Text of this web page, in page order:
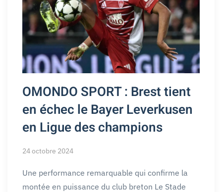
OMONDO SPORT : Brest tient
en échec le Bayer Leverkusen
en Ligue des champions
24 octobre 2024
Une performance remarquable qui confirme la
montée en puissance du club breton Le Stade